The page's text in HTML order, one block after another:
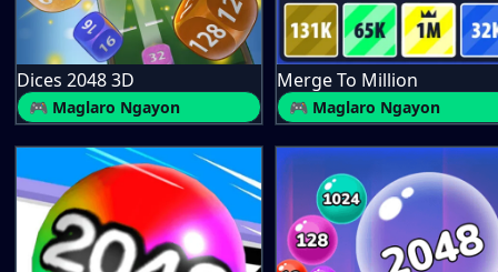
Dices 2048 3D
🎮 Maglaro Ngayon
Merge To Million
🎮 Maglaro Ngayon